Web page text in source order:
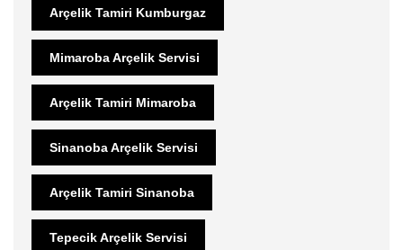
Arçelik Tamiri Kumburgaz
Mimaroba Arçelik Servisi
Arçelik Tamiri Mimaroba
Sinanoba Arçelik Servisi
Arçelik Tamiri Sinanoba
Tepecik Arçelik Servisi